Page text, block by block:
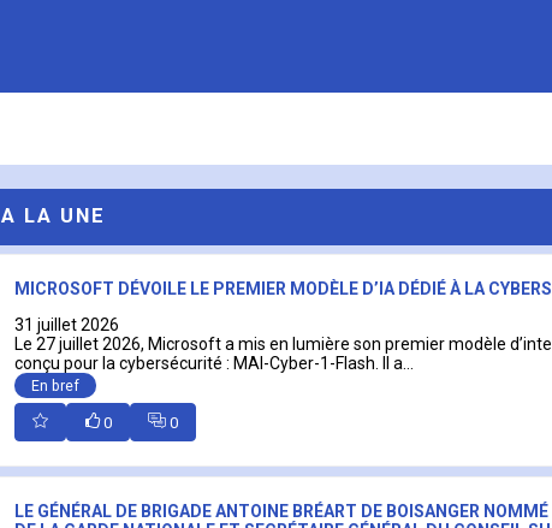
A LA UNE
MICROSOFT DÉVOILE LE PREMIER MODÈLE D’IA DÉDIÉ À LA
31 juillet 2026
Le 27 juillet 2026, Microsoft a mis en lumière son premier modèle
conçu pour la cybersécurité : MAI-Cyber-1-Flash. Il a...
En bref
0 0
LE GÉNÉRAL DE BRIGADE ANTOINE BRÉART DE BOISANGER